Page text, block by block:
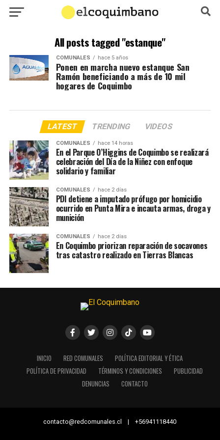
All posts tagged "estanque"
COMUNALES hace 5 años
Ponen en marcha nuevo estanque San
Ramón beneficiando a más de 10 mil
hogares de Coquimbo
LATEST TRENDING VIDEOS
COMUNALES hace 14 horas
En el Parque O’Higgins de Coquimbo se realizará
celebración del Día de la Niñez con enfoque
solidario y familiar
COMUNALES hace 2 días
PDI detiene a imputado prófugo por homicidio
ocurrido en Punta Mira e incauta armas, droga y
munición
COMUNALES hace 2 días
En Coquimbo priorizan reparación de socavones
tras catastro realizado en Tierras Blancas
INICIO RED COMUNALES
POLÍTICA EDITORIAL Y ÉTICA
POLÍTICA DE PRIVACIDAD
TÉRMINOS Y CONDICIONES
PUBLICIDAD
DENUNCIAS
CONTACTO
contacto@redcomunales.cl | +56941118440